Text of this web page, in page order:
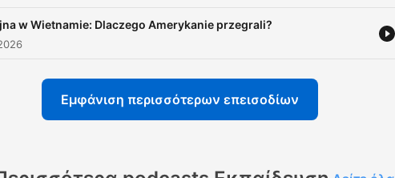
w Wietnamie: Dlaczego Amerykanie przegrali?
Εμφάνιση περισσότερων επεισοδίων